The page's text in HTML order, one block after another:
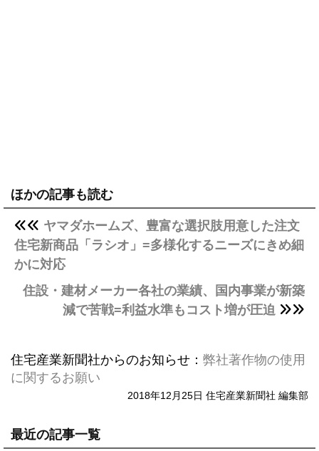
ほかの記事も読む
ヤマダホームズ、豊富な選択肢用意した注文
住宅新商品「ラシオ」=多様化するニーズにきめ細
かに対応
住設・建材メーカー各社の業績、国内事業が新築
減で苦戦=利益水準もコスト増が圧迫
住宅産業新聞社からのお知らせ： 弊社著作物の使用
に関するお願い
2018年12月25日 住宅産業新聞社 編集部
最近の記事一覧